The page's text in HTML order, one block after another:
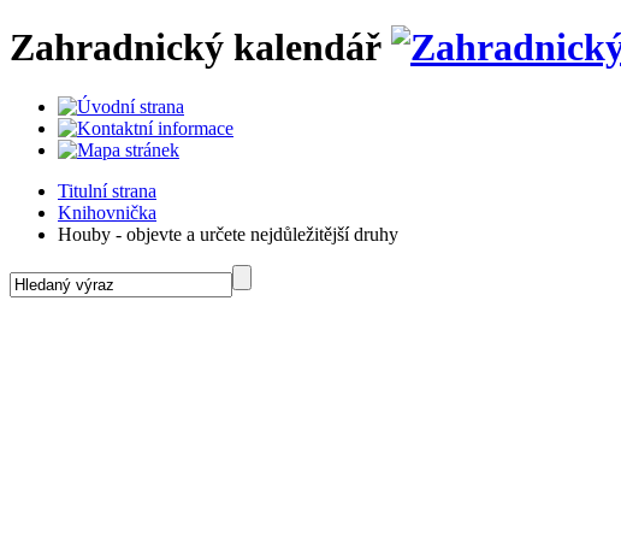
Zahradnický kalendář
Titulní strana
Knihovnička
Houby - objevte a určete nejdůležitější druhy